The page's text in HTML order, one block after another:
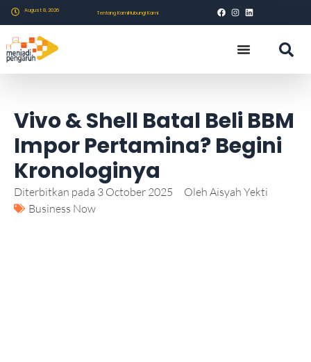
August 8, 2026 Tentang KamiHubungi Kami
Vivo & Shell Batal Beli BBM
Impor Pertamina? Begini
Kronologinya
Diterbitkan pada 3 October 2025 Oleh Aisyah Yekti
Business Now